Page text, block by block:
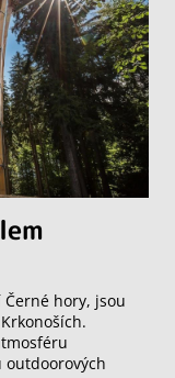
Černé hory, jsou